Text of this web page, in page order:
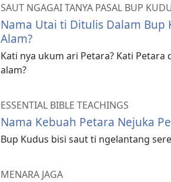
SAUT NGAGAI TANYA PASAL BUP
Nama Utai ti Ditulis Dalam Bup
Alam?
Kati nya ukum ari Petara? Kati
alam?
ESSENTIAL BIBLE TEACHINGS
Nama Kebuah Petara Nejuka
Bup Kudus bisi saut ti ngelantang
MENARA JAGA